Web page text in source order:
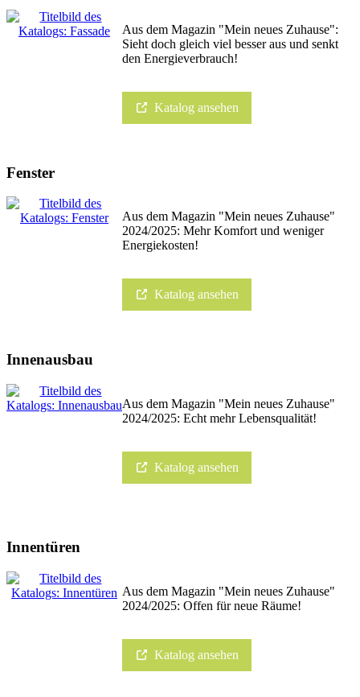
Aus dem Magazin "Mein neues Zuhause":
Sieht doch gleich viel besser aus und senkt
den Energieverbrauch!
Katalog ansehen
Fenster
Aus dem Magazin "Mein neues Zuhause"
2024/2025: Mehr Komfort und weniger
Energiekosten!
Katalog ansehen
Innenausbau
Aus dem Magazin "Mein neues Zuhause"
2024/2025: Echt mehr Lebensqualität!
Katalog ansehen
Innentüren
Aus dem Magazin "Mein neues Zuhause"
2024/2025: Offen für neue Räume!
Katalog ansehen